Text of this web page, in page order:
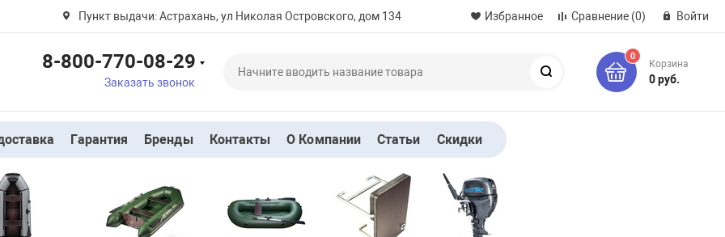
Пункт выдачи: Астрахань, ул Николая Островского, дом 134 Избранное Сравнение (0) Войти
8-800-770-08-29
Заказать звонок
0
Корзина
0 руб.
Гарантия Бренды Контакты О Компании Статьи Скидки